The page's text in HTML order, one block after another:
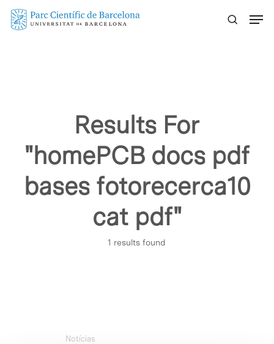
Skip
Results For
"homePCB docs pdf
bases fotorecerca10
cat pdf"
1 results found
Notícias